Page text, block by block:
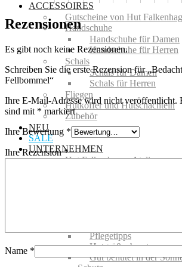
ACCESSOIRES
Gutscheine von Hut
Handschuhe
Handschuhe für Damen
Handschuhe für Herren
Schals
Schals für Damen
Schals für Herren
Fliegen
Hutkoffer und Hutschachteln
Zubehör
NEU
SALE
UNTERNEHMEN
Hut Falkenhagen Atelier
Pflegetipps
Hutgrößenberater
Gut behütet in der
Rezensionen
Es gibt noch keine Rezensionen.
Schreiben Sie die erste Rezension für
Fellbommel“
Ihre E-Mail-Adresse wird nicht veröffentlicht.
sind mit * markiert
Ihre Bewertung *
Ihre Rezension*
Name *